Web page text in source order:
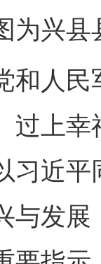
为兴
人民
过上
习近
与发